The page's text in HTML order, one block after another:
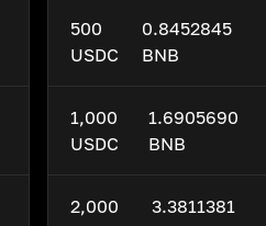
500
USDC
0.8452845
BNB
1,000
USDC
1.6905690
BNB
2,000
3.3811381